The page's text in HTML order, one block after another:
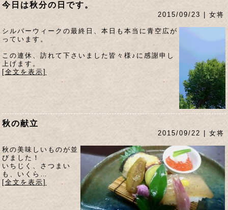
今日は秋分の日です。
2015/09/23 | 女将
シルバーウィークの最終日、本日も本当に青空広が
っています。
この連休、訪れて下さいました皆々様♪に感謝申し
上げます。
[全文を表示]
秋の献立
2015/09/22 | 女将
秋の美味しいものが並
びました！
いちじく、さつまい
も、いくら…
[全文を表示]